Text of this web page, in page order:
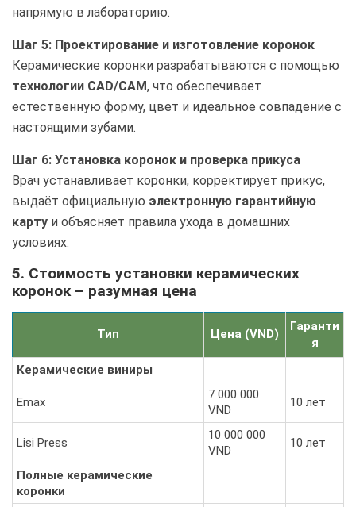
напрямую в лабораторию.
Шаг 5: Проектирование и изготовление коронок
Керамические коронки разрабатываются с помощью
технологии CAD/CAM, что обеспечивает
естественную форму, цвет и идеальное совпадение с
настоящими зубами.
Шаг 6: Установка коронок и проверка прикуса
Врач устанавливает коронки, корректирует прикус,
выдаёт официальную электронную гарантийную
карту и объясняет правила ухода в домашних
условиях.
5. Стоимость установки керамических
коронок – разумная цена
Тип Цена (VND)
Гаранти
я
Керамические виниры
Emax
7 000 000
VND
10 лет
Lisi Press
10 000 000
VND
10 лет
Полные керамические
коронки